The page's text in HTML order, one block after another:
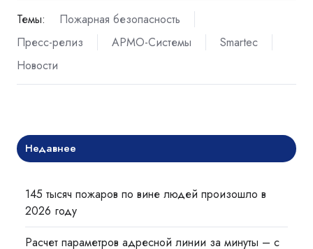
Темы:
Пожарная безопасность
Пресс-релиз
АРМО-Системы
Smartec
Новости
Недавнее
145 тысяч пожаров по вине людей произошло в
2026 году
Расчет параметров адресной линии за минуты – с